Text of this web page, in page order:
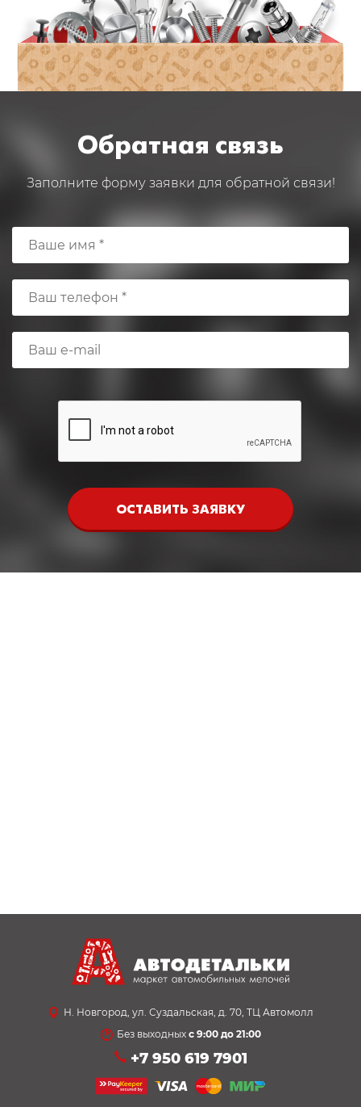
Обратная связь
Заполните форму заявки для обратной связи!
ОСТАВИТЬ ЗАЯВКУ
Н. Новгород, ул. Суздальская, д. 70, ТЦ Автомолл
Без выходных с 9:00 до 21:00
+7 950 619 7901